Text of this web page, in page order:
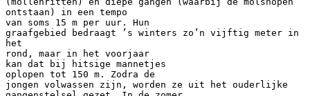
ontstaan) in een tempo
van soms 15 m per uur. Hun
graafgebied bedraagt ’s winters zo’n vijftig meter in
het
rond, maar in het voorjaar
kan dat bij hitsige mannetjes
oplopen tot 150 m. Zodra de
jongen volwassen zijn, worden ze uit het ouderlijke